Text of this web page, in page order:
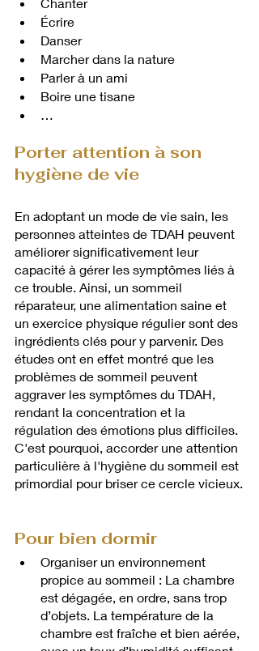
Écrire
Danser
Marcher dans la nature
Parler à un ami
Boire une tisane
Porter attention à son
hygiène de vie
En adoptant un mode de vie sain, les
personnes atteintes de TDAH peuvent
améliorer significativement leur
capacité à gérer les symptômes liés à
ce trouble. Ainsi, un sommeil
réparateur, une alimentation saine et
un exercice physique régulier sont des
ingrédients clés pour y parvenir. Des
études ont en effet montré que les
problèmes de sommeil peuvent
aggraver les symptômes du TDAH,
rendant la concentration et la
régulation des émotions plus difficiles.
C'est pourquoi, accorder une attention
particulière à l'hygiène du sommeil est
primordial pour briser ce cercle vicieux.
Pour bien dormir
Organiser un environnement
propice au sommeil : La chambre
est dégagée, en ordre, sans trop
d’objets. La température de la
chambre est fraîche et bien aérée,